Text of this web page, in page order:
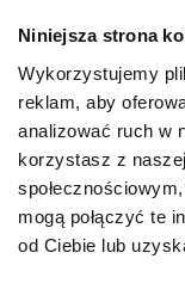
Niniejsza strona
Wykorzystujemy
reklam, aby
analizować ruch w
korzystasz z
mogą połączyć te
od Ciebie lub
PRZECZYTAJ